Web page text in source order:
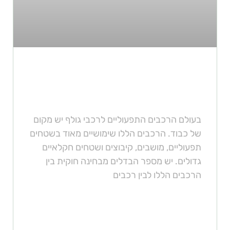
בעולם הרכבים התפעוליים לרכבי גולף יש מקום
של כבוד. הרכבים הללו שימושיים מאוד בשטחים
תפעוליים, מושבים, קיבוצים ושטחים חקלאיים
גדולים. יש מספר הבדלים מבחינה חוקית בין
הרכבים הללו לבין רכבים